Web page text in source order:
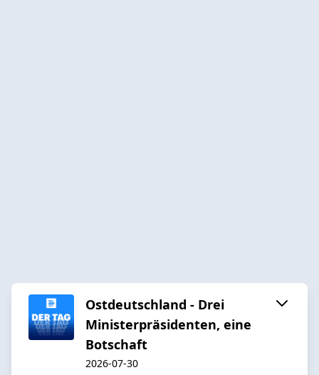
Ostdeutschland - Drei
Ministerpräsidenten, eine
Botschaft
2026-07-30